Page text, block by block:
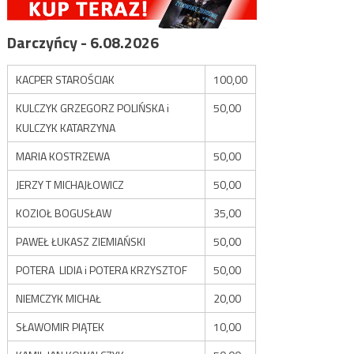
Darczyńcy - 6.08.2026
KACPER STAROŚCIAK
100,00
KULCZYK GRZEGORZ POLIŃSKA i
KULCZYK KATARZYNA
50,00
MARIA KOSTRZEWA
50,00
JERZY T MICHAJŁOWICZ
50,00
KOZIOŁ BOGUSŁAW
35,00
PAWEŁ ŁUKASZ ZIEMIAŃSKI
50,00
POTERA LIDIA i POTERA KRZYSZTOF
50,00
NIEMCZYK MICHAŁ
20,00
SŁAWOMIR PIĄTEK
10,00